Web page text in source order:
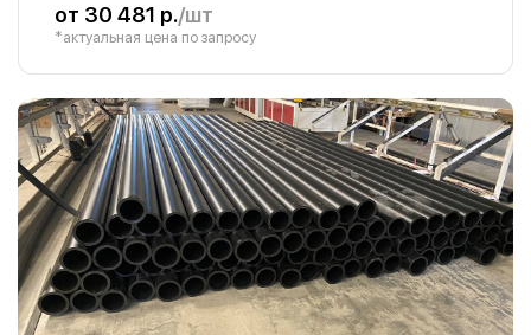
от 30 481 р./шт
*актуальная цена по запросу